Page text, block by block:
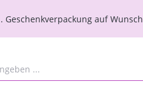
Geschenkverpackung auf Wunsch